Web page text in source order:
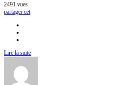
2491 vues
partager cet
Lire la suite